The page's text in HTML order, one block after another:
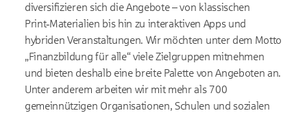
diversifizieren sich die Angebote – von klassischen
Print‑Materialien bis hin zu interaktiven Apps und
hybriden Veranstaltungen. Wir möchten unter dem Motto
„Finanzbildung für alle“ viele Zielgruppen mitnehmen
und bieten deshalb eine breite Palette von Angeboten an.
Unter anderem arbeiten wir mit mehr als 700
gemeinnützigen Organisationen, Schulen und sozialen